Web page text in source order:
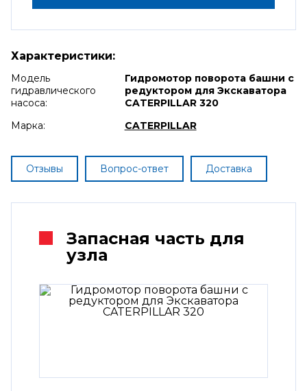
Характеристики:
Модель
гидравлического
насоса:
Гидромотор поворота башни с
редуктором для Экскаватора
CATERPILLAR 320
Марка:
CATERPILLAR
Отзывы Вопрос-ответ Доставка
Запасная часть для
узла